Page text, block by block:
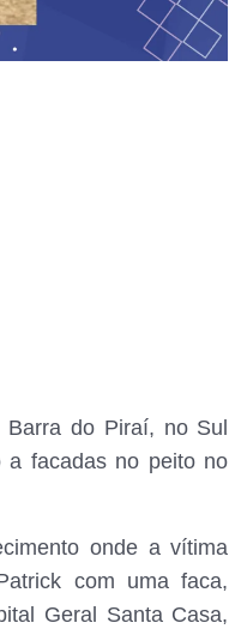
do Piraí, no Sul
a facadas no peito no
onde a vítima
com uma faca,
Geral Santa Casa,